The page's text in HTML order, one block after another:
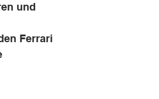
und
Ferrari